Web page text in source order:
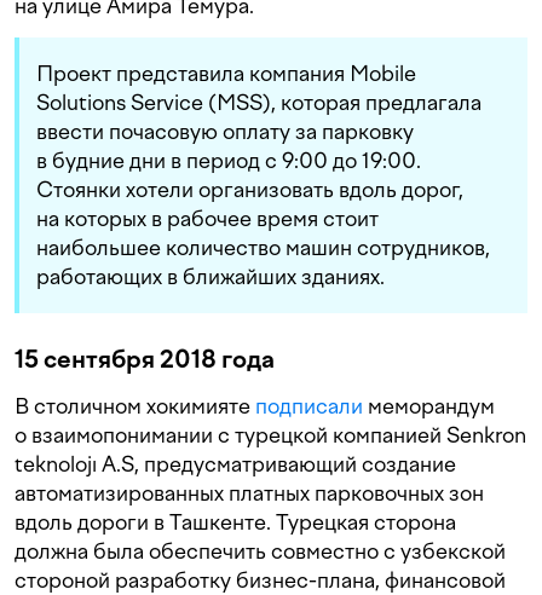
на улице Амира Темура.
Проект представила компания Mobile
Solutions Service (MSS), которая предлагала
ввести почасовую оплату за парковку
в будние дни в период с 9:00 до 19:00.
Стоянки хотели организовать вдоль дорог,
на которых в рабочее время стоит
наибольшее количество машин сотрудников,
работающих в ближайших зданиях.
15 сентября 2018 года
В столичном хокимияте подписали меморандум
о взаимопонимании с турецкой компанией Senkron
teknolojı A.S, предусматривающий создание
автоматизированных платных парковочных зон
вдоль дороги в Ташкенте. Турецкая сторона
должна была обеспечить совместно с узбекской
стороной разработку бизнес-плана, финансовой